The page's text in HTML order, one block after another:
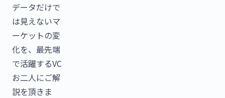
データだけで
は見えないマ
ーケットの変
化を、最先端
で活躍するVC
お二人にご解
説を頂きま